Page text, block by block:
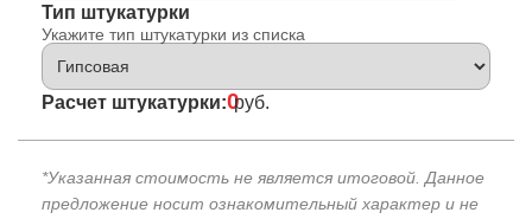
Тип штукатурки
Укажите тип штукатурки из списка
Расчет штукатурки:0руб.
*Указанная стоимость не является итоговой. Данное
предложение носит ознакомительный характер и не